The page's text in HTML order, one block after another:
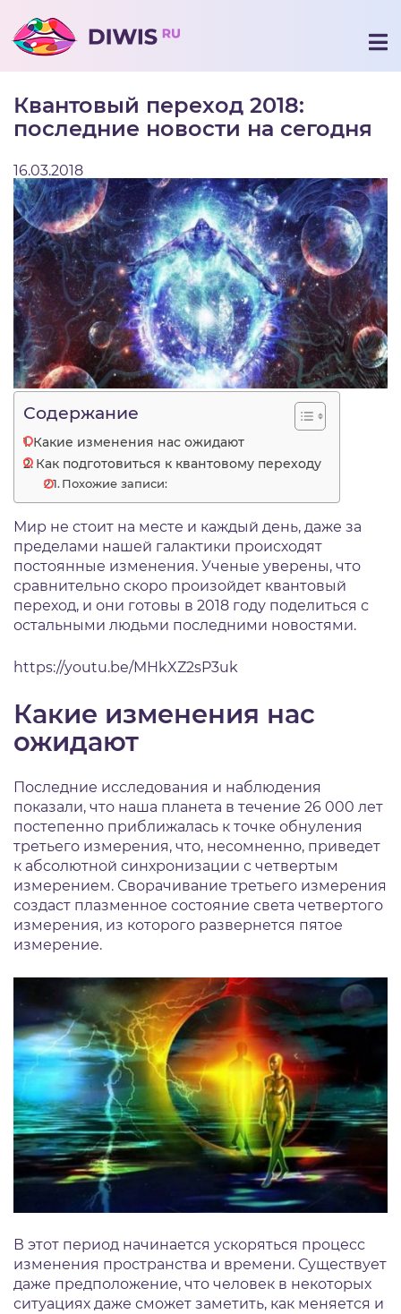
Квантовый переход 2018:
последние новости на сегодня
16.03.2018
Содержание
Какие изменения нас ожидают
Как подготовиться к квантовому переходу
Похожие записи:
Мир не стоит на месте и каждый день, даже за
пределами нашей галактики происходят
постоянные изменения. Ученые уверены, что
сравнительно скоро произойдет квантовый
переход, и они готовы в 2018 году поделиться с
остальными людьми последними новостями.
https://youtu.be/MHkXZ2sP3uk
Какие изменения нас
ожидают
Последние исследования и наблюдения
показали, что наша планета в течение 26 000 лет
постепенно приближалась к точке обнуления
третьего измерения, что, несомненно, приведет
к абсолютной синхронизации с четвертым
измерением. Сворачивание третьего измерения
создаст плазменное состояние света четвертого
измерения, из которого развернется пятое
измерение.
В этот период начинается ускоряться процесс
изменения пространства и времени. Существует
даже предположение, что человек в некоторых
ситуациях даже сможет заметить, как меняется и